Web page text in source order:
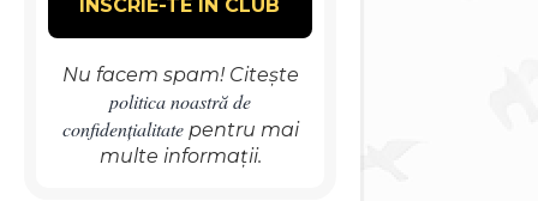
Nu facem spam! Citește
politica noastră de
confidențialitatepentru mai
multe informații.